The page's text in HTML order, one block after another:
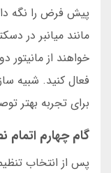
پیش فرض را نگه
مانند میانبر در
خواهند از مانیتور
فعال کنید. شبیه
برای تجربه بهتر
گام چهارم
پس از انتخاب